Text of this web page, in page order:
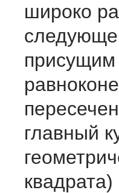
широко
главный